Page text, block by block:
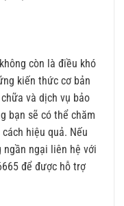
không còn là điều khó
kiến thức cơ bản
và dịch vụ bảo
bạn sẽ có thể chăm
hiệu quả. Nếu
ngần ngại liên hệ với
để được hỗ trợ